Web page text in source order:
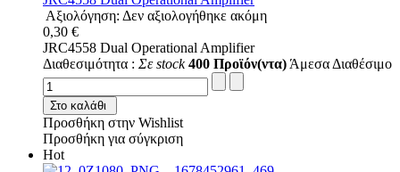
Αξιολόγηση: Δεν αξιολογήθηκε ακόμη
0,30 €
JRC4558 Dual Operational Amplifier
Διαθεσιμότητα : Σε stock 400 Προϊόν(ντα) Άμεσα Διαθέσιμο
Στο καλάθι
Προσθήκη στην Wishlist
Προσθήκη για σύγκριση
Hot